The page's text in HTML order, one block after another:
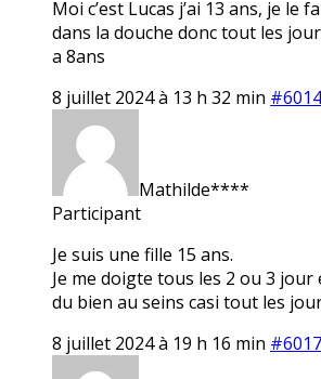
Moi c’est Lucas j’ai 13 ans, je le
dans la douche donc tout les
a 8ans
8 juillet 2024 à 13 h 32 min
Mathilde****
Participant
Je suis une fille 15 ans.
Je me doigte tous les 2 ou 3
du bien au seins casi tout les
8 juillet 2024 à 19 h 16 min